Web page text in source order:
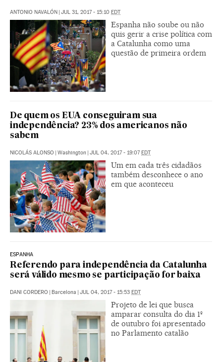
ANTONIO NAVALÓN | JUL 31, 2017 - 15:10 EDT
Espanha não soube ou não
quis gerir a crise política com
a Catalunha como uma
questão de primeira ordem
De quem os EUA conseguiram sua
independência? 23% dos americanos não
sabem
NICOLÁS ALONSO | Washington | JUL 04, 2017 - 19:07EDT
Um em cada três cidadãos
também desconhece o ano
em que aconteceu
ESPANHA
Referendo para independência da Catalunha
será válido mesmo se participação for baixa
DANI CORDERO | Barcelona | JUL 04, 2017 - 15:53 EDT
Projeto de lei que busca
amparar consulta do dia 1º
de outubro foi apresentado
no Parlamento catalão